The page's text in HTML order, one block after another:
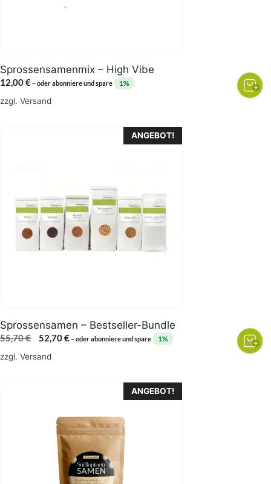
Sprossensamenmix – High Vibe
12,00€ –oder abonniere und spare 1%
zzgl. Versand
ANGEBOT!
Sprossensamen – Bestseller-Bundle
55,70€
Ursprünglicher
Preis
52,70€Aktueller
–oder abonniere und spare 1%
zzgl. Versand
ANGEBOT!